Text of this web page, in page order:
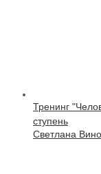
Тренинг
ступень
Светлана